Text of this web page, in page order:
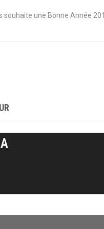
souhaite une Bonne Année